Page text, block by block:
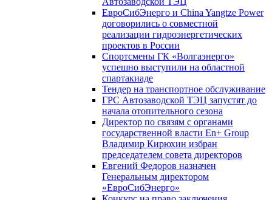
ЕвроСибЭнерго и China Yangtze Power
договорились о совместной
реализации гидроэнергетических
проектов в России
Спортсмены ГК «Волгаэнерго»
успешно выступили на областной
спартакиаде
Тендер на транспортное обслуживание
ГРС Автозаводской ТЭЦ запустят до
начала отопительного сезона
Директор по связям с органами
государственной власти En+ Group
Владимир Кирюхин избран
председателем совета директоров
Евгений Федоров назначен
Генеральным директором
«ЕвроСибЭнерго»